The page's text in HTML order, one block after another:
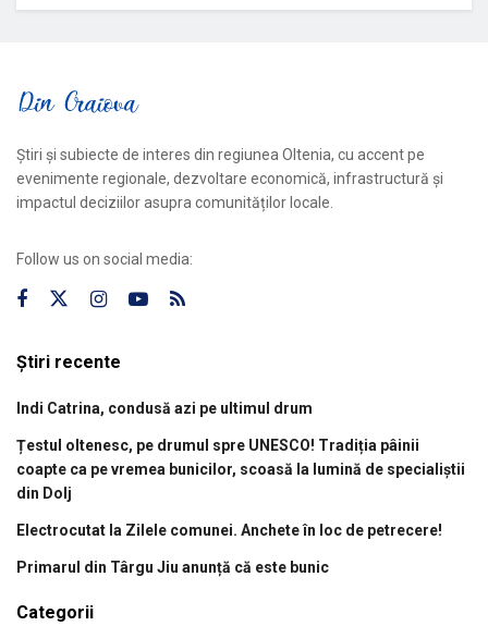
Știri și subiecte de interes din regiunea Oltenia, cu accent pe
evenimente regionale, dezvoltare economică, infrastructură și
impactul deciziilor asupra comunităților locale.
Follow us on social media:
Știri recente
Indi Catrina, condusă azi pe ultimul drum
Țestul oltenesc, pe drumul spre UNESCO! Tradiția pâinii
coapte ca pe vremea bunicilor, scoasă la lumină de specialiștii
din Dolj
Electrocutat la Zilele comunei. Anchete în loc de petrecere!
Primarul din Târgu Jiu anunță că este bunic
Categorii